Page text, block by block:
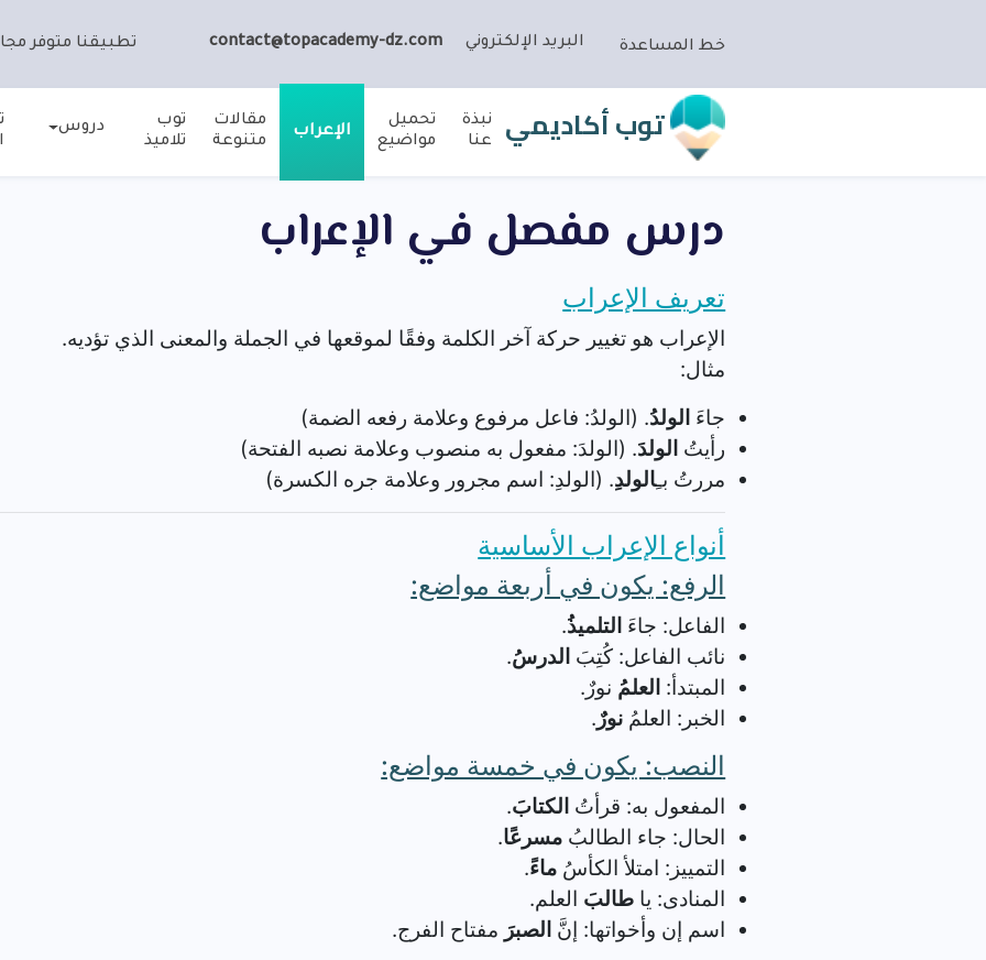
خط المساعدة البريد الإلكتروني contact@topacademy-dz.com تطبيقنا متوفر
توب أكاديمي
نبذة
عنا
تحميل
مواضيع
الإعراب
مقالات
متنوعة
توب
تلاميذ
دروس
درس مفصل في الإعراب
تعريف الإعراب
الإعراب هو تغيير حركة آخر الكلمة وفقًا لموقعها في الجملة والمعنى الذي تؤديه.
مثال:
جاءَ الولدُ. (الولدُ: فاعل مرفوع وعلامة رفعه الضمة)
رأيتُ الولدَ. (الولدَ: مفعول به منصوب وعلامة نصبه الفتحة)
مررتُ بـِالولدِ. (الولدِ: اسم مجرور وعلامة جره الكسرة)
أنواع الإعراب الأساسية
الرفع: يكون في أربعة مواضع:
الفاعل: جاءَ التلميذُ.
نائب الفاعل: كُتِبَ الدرسُ.
المبتدأ: العلمُ نورٌ.
الخبر: العلمُ نورٌ .
النصب: يكون في خمسة مواضع:
المفعول به: قرأتُ الكتابَ.
الحال: جاء الطالبُ مسرعًا.
التمييز: امتلأ الكأسُ ماءً.
المنادى: يا طالبَ العلم.
اسم إن وأخواتها: إنَّ الصبرَ مفتاح الفرج.